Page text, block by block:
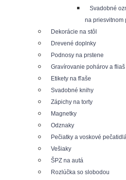
Svadobné
na priesvitnom
Dekorácie na stôl
Drevené doplnky
Podnosy na prstene
Gravírovanie pohárov a fliaš
Etikety na fľaše
Svadobné knihy
Zápichy na torty
Magnetky
Odznaky
Pečiatky a voskové
Vešiaky
ŠPZ na autá
Rozlúčka so slobodou